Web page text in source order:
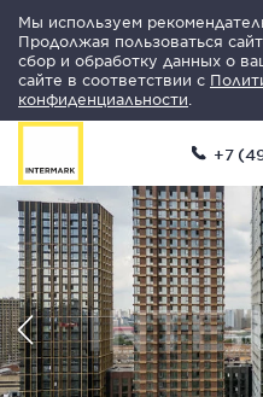
Мы используем
Продолжая пользоваться
сбор и обработку данных о
сайте в соответствии с
конфиденциальности
+7